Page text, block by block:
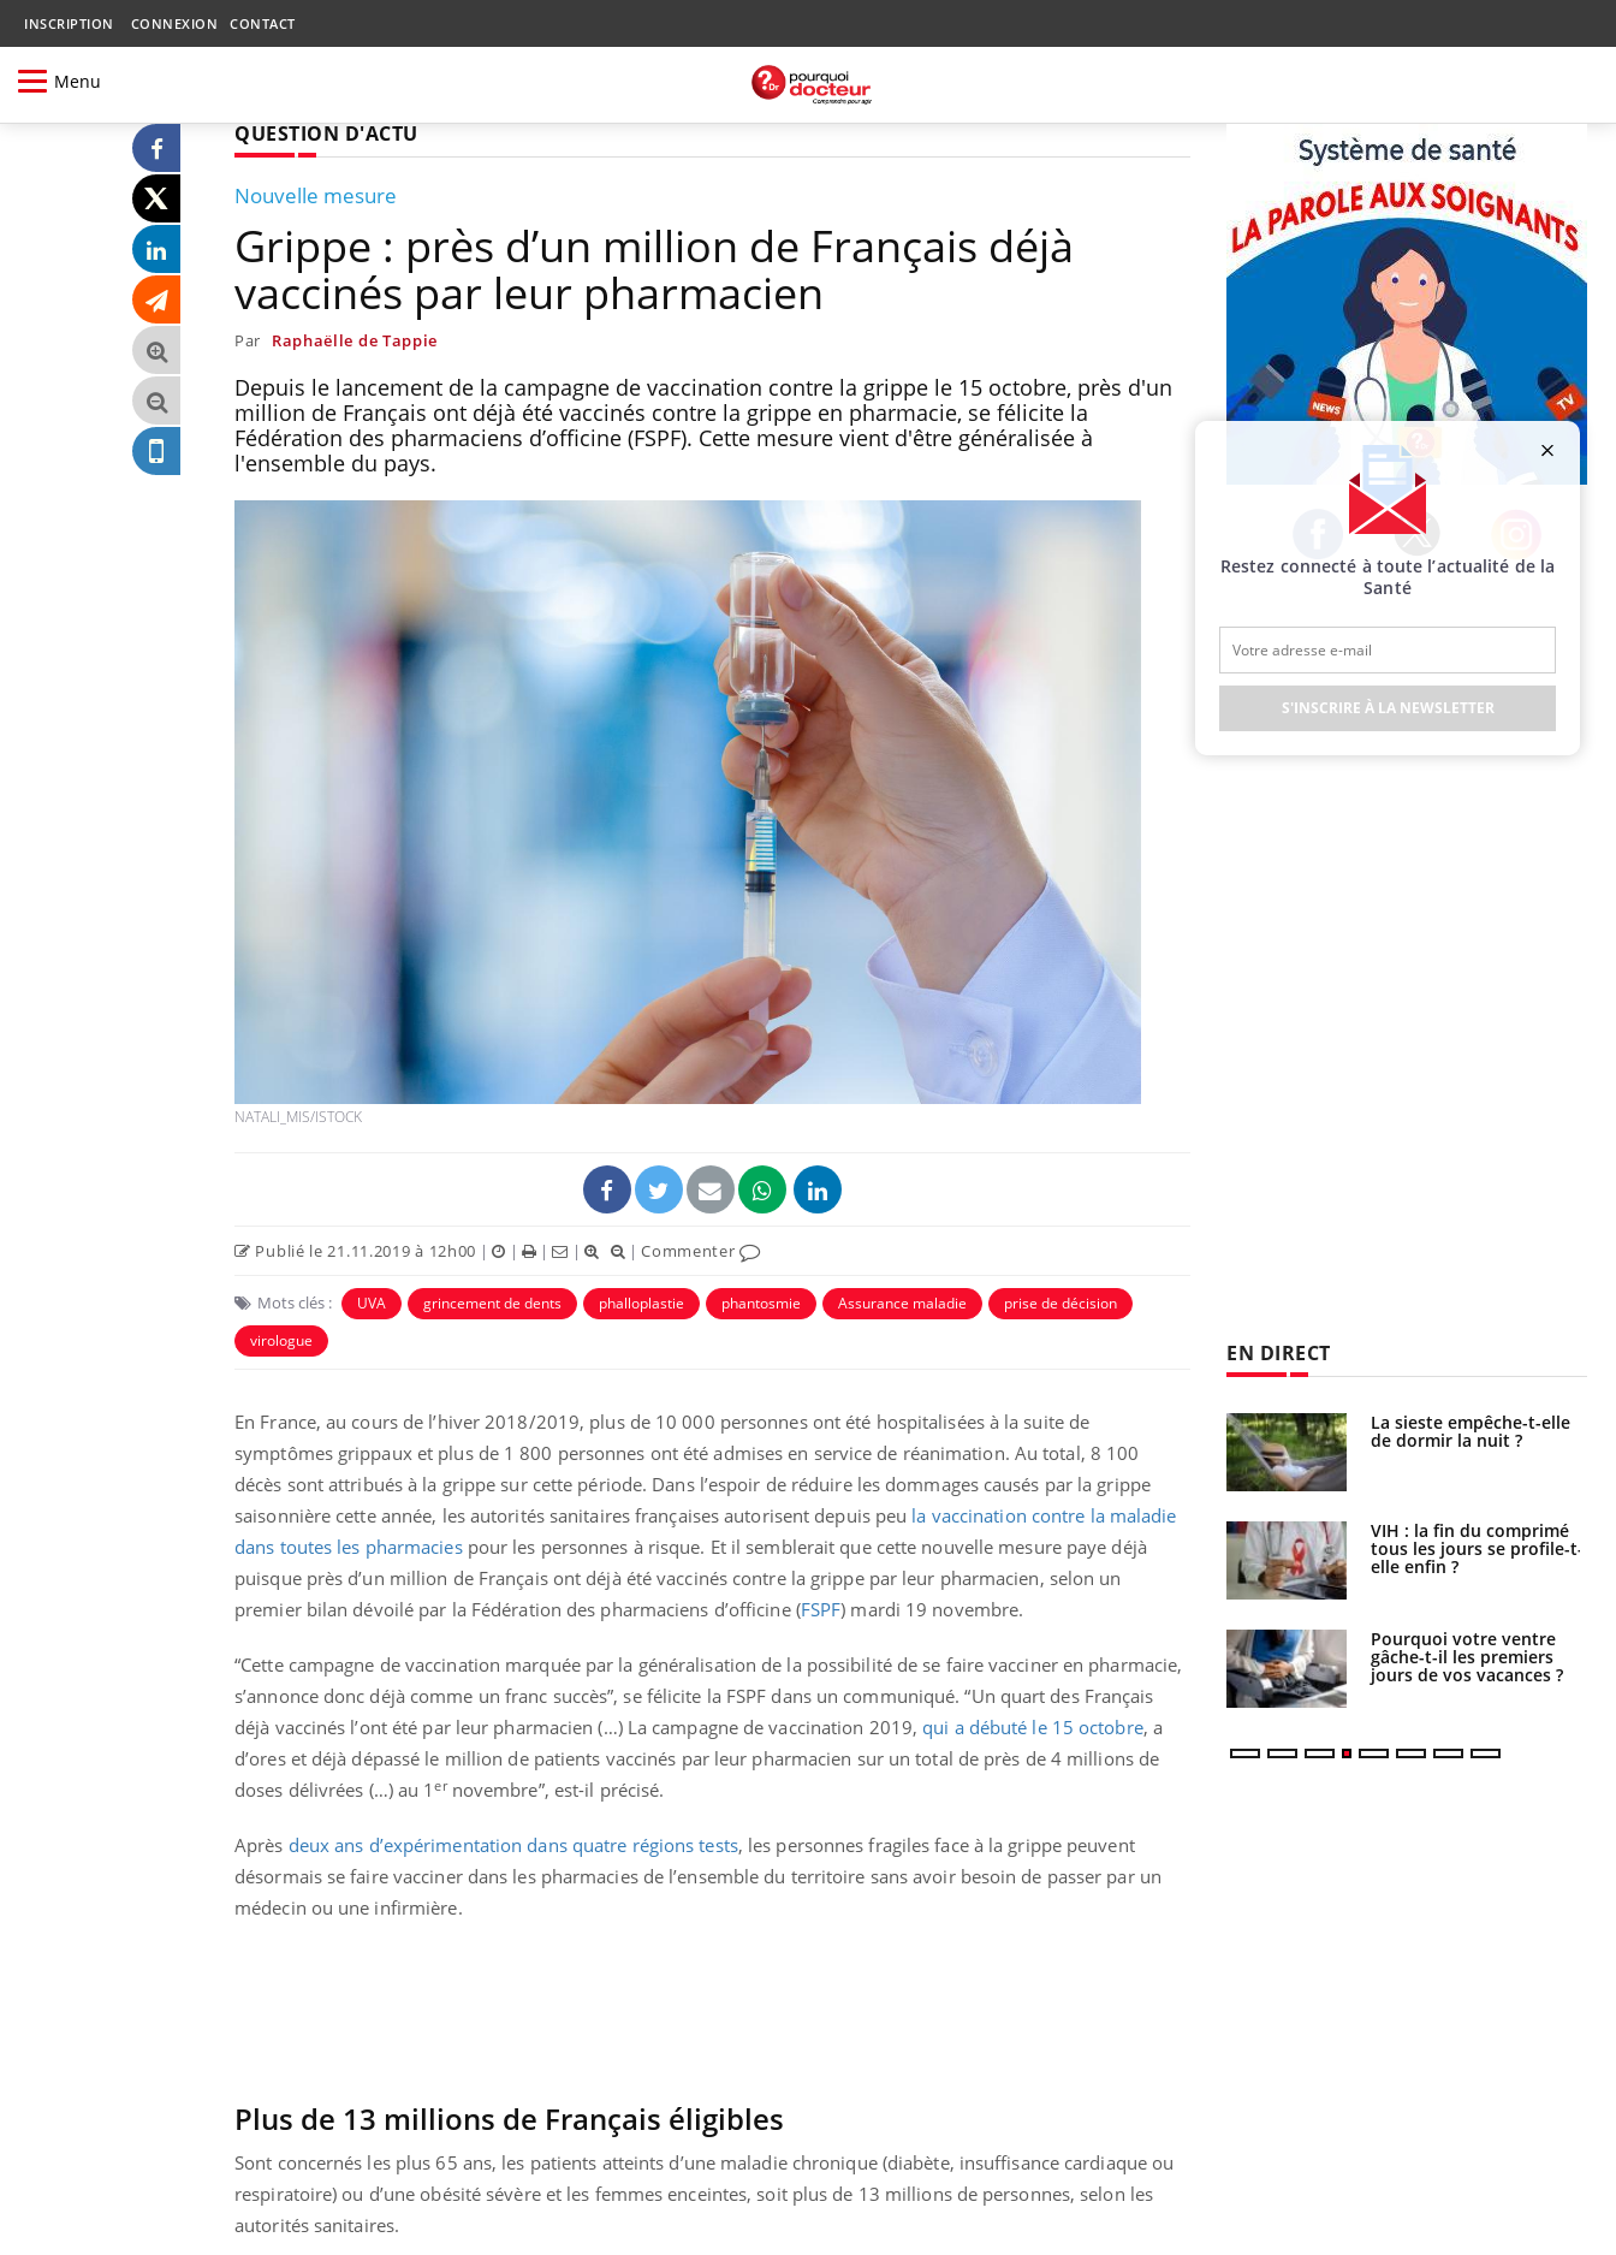
INSCRIPTION CONNEXION CONTACT
Menu
QUESTION D'ACTU
Nouvelle mesure
Grippe : près d’un million de Français déjà
vaccinés par leur pharmacien
Par Raphaëlle de Tappie
Depuis le lancement de la campagne de vaccination contre la grippe le 15 octobre, près d'un
million de Français ont déjà été vaccinés contre la grippe en pharmacie, se félicite la
Fédération des pharmaciens d’officine (FSPF). Cette mesure vient d'être généralisée à
l'ensemble du pays.
NATALI_MIS/ISTOCK
Publié le 21.11.2019 à 12h00 | | | | |Commenter
Mots clés : UVA grincement de dents phalloplastie phantosmie Assurance maladie
prise de décision
virologue
En France, au cours de l’hiver 2018/2019, plus de 10 000 personnes ont été hospitalisées à la suite de
symptômes grippaux et plus de 1 800 personnes ont été admises en service de réanimation. Au total, 8 100
décès sont attribués à la grippe sur cette période. Dans l’espoir de réduire les dommages causés par la grippe
saisonnière cette année, les autorités sanitaires françaises autorisent depuis peu la vaccination contre la maladie
dans toutes les pharmaciespour les personnes à risque. Et il semblerait que cette nouvelle mesure paye déjà
puisque près d’un million de Français ont déjà été vaccinés contre la grippe par leur pharmacien, selon un
premier bilan dévoilé par la Fédération des pharmaciens d’officine (FSPF) mardi 19 novembre.
“Cette campagne de vaccination marquée par la généralisation de la possibilité de se faire vacciner en pharmacie,
s’annonce donc déjà comme un franc succès”, se félicite la FSPF dans un communiqué. “Un quart des Français
déjà vaccinés l’ont été par leur pharmacien (…) La campagne de vaccination 2019, qui a débuté le 15 octobre, a
d’ores et déjà dépassé le million de patients vaccinés par leur pharmacien sur un total de près de 4 millions de
doses délivrées (…) au 1ernovembre”, est-il précisé.
Après deux ans d’expérimentation dans quatre régions tests, les personnes fragiles face à la grippe peuvent
désormais se faire vacciner dans les pharmacies de l’ensemble du territoire sans avoir besoin de passer par un
médecin ou une infirmière.
Plus de 13 millions de Français éligibles
Sont concernés les plus 65 ans, les patients atteints d’une maladie chronique (diabète, insuffisance cardiaque ou
respiratoire) ou d’une obésité sévère et les femmes enceintes, soit plus de 13 millions de personnes, selon les
autorités sanitaires.
Facebook Twitter Instagram
EN DIRECT
Hantavirus : un cas
en France
Mortalité infantile : un
rapport s’interroge sur
son taux élevé en France
naturel attire l'attention
des chercheurs
Comment oublier les
écrans en vacances ?
Toujours connectés :
comment le travail
empiète de plus en plus
sur nos soirées
stratégie simple aurait
changé la donne au Pays
basque
Chikungunya, dengue,
t-il dans le sud de la
France ?
Les médicaments GLP-1
protègent-ils aussi les os
change dans la prise en
charge des femmes
enceintes
La sieste empêche-t-elle
de dormir la nuit ?
VIH : la fin du comprimé
tous les jours se profile-t-
elle enfin ?
Pourquoi votre ventre
gâche-t-il les premiers
jours de vos vacances ?
Restez connecté à toute l’actualité de la
Santé
S'INSCRIRE À LA NEWSLETTER